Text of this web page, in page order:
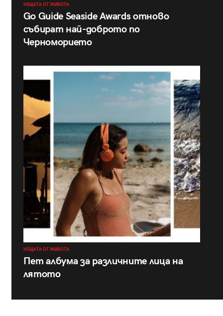
НЕЩАТА ОТ ЖИВОТА
Go Guide Seaside Awards отново
събират най-доброто по
Черноморието
НЕЩАТА ОТ ЖИВОТА
Пет албума за различните лица на
лятото